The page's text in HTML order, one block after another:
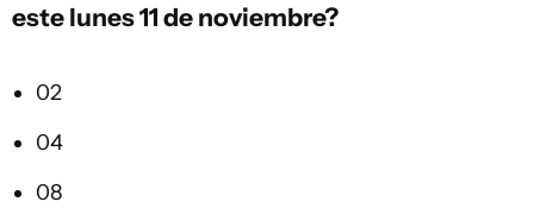
este lunes 11 de noviembre?
02
04
08